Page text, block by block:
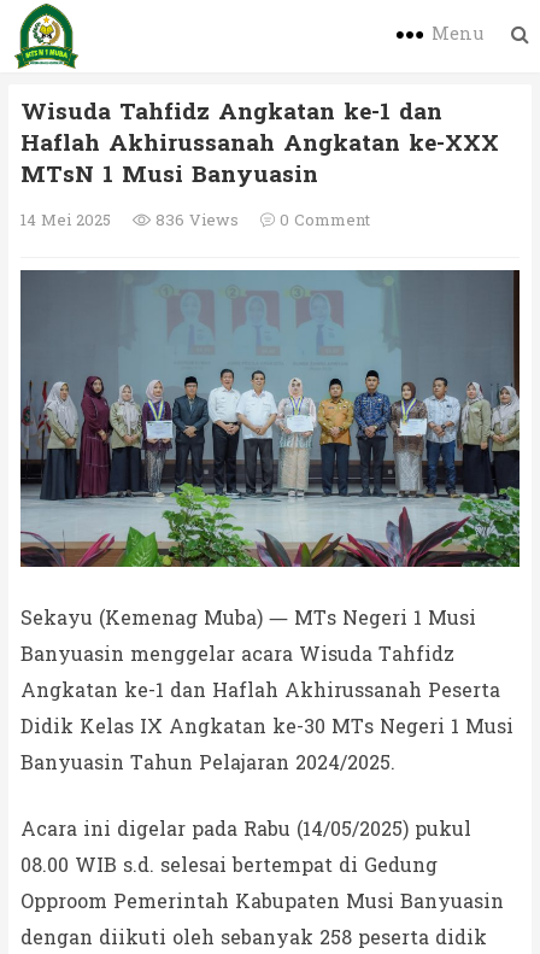
Menu
Wisuda Tahfidz Angkatan ke-1 dan
Haflah Akhirussanah Angkatan ke-XXX
MTsN 1 Musi Banyuasin
14 Mei 2025 836 Views 0 Comment
Sekayu (Kemenag Muba) — MTs Negeri 1 Musi
Banyuasin menggelar acara Wisuda Tahfidz
Angkatan ke-1 dan Haflah Akhirussanah Peserta
Didik Kelas IX Angkatan ke-30 MTs Negeri 1 Musi
Banyuasin Tahun Pelajaran 2024/2025.
Acara ini digelar pada Rabu (14/05/2025) pukul
08.00 WIB s.d. selesai bertempat di Gedung
Opproom Pemerintah Kabupaten Musi Banyuasin
dengan diikuti oleh sebanyak 258 peserta didik